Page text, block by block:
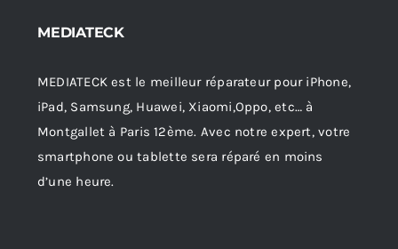
MEDIATECK
MEDIATECK est le meilleur réparateur pour iPhone,
iPad, Samsung, Huawei, Xiaomi,Oppo, etc… à
Montgallet à Paris 12ème. Avec notre expert, votre
smartphone ou tablette sera réparé en moins
d’une heure.